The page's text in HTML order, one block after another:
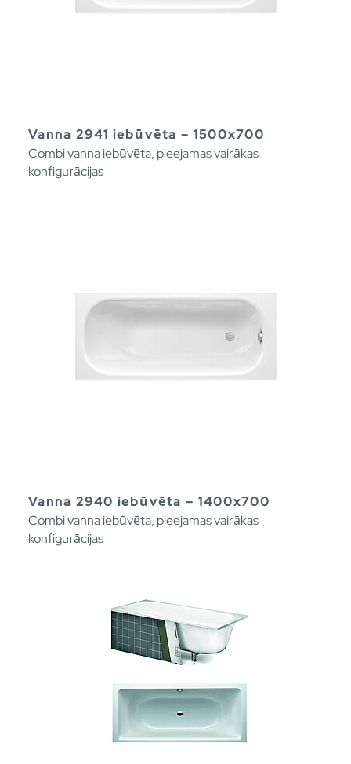
Vanna 2941 iebūvēta – 1500x700
Combi vanna iebūvēta, pieejamas vairākas
konfigurācijas
Vanna 2940 iebūvēta – 1400x700
Combi vanna iebūvēta, pieejamas vairākas
konfigurācijas